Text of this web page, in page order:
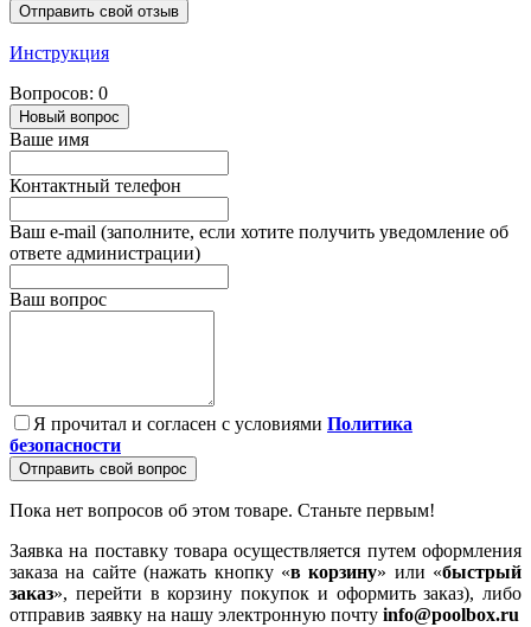
Отправить свой отзыв
Инструкция
Вопросов: 0
Новый вопрос
Ваше имя
Контактный телефон
Ваш e-mail (заполните, если хотите получить уведомление об
ответе администрации)
Ваш вопрос
Я прочитал и согласен с условиями Политика
безопасности
Отправить свой вопрос
Пока нет вопросов об этом товаре. Станьте первым!
Заявка на поставку товара осуществляется путем оформления
заказа на сайте (нажать кнопку «в корзину» или «быстрый
заказ», перейти в корзину покупок и оформить заказ), либо
отправив заявку на нашу электронную почту info@poolbox.ru